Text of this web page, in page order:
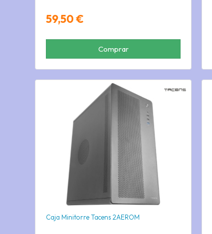
59,50 €
Comprar
Caja Minitorre Tacens 2AEROM